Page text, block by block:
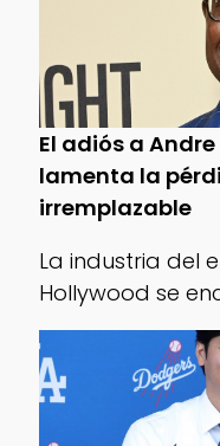
El adiós a
lamenta la
irremplazable
La industria del
Hollywood se